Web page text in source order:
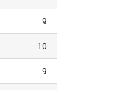
9
10
9